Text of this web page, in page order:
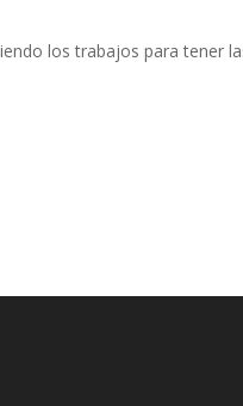
los trabajos para tener